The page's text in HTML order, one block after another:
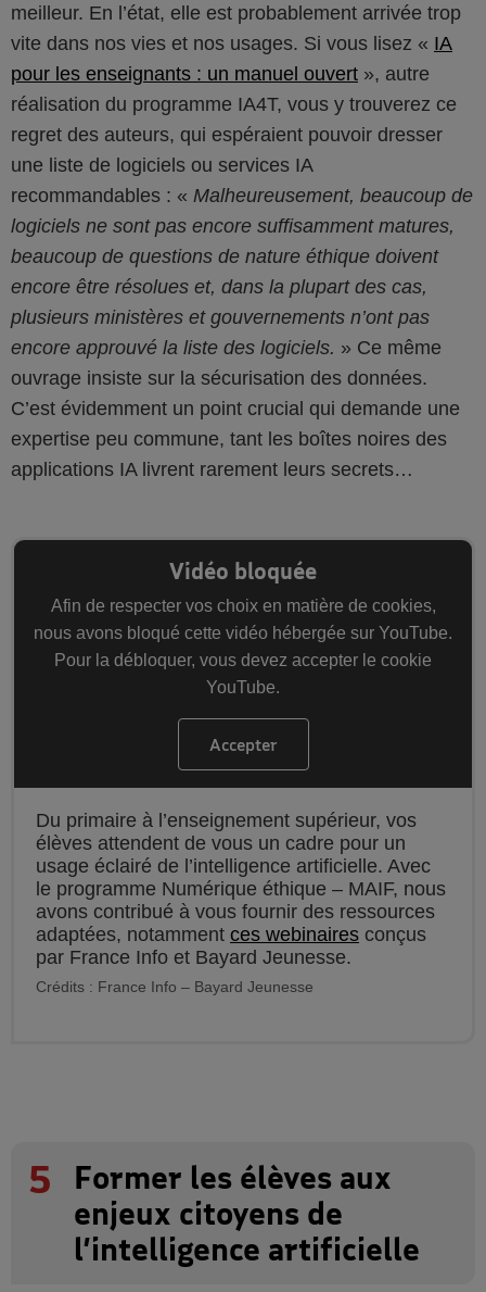
meilleur. En l’état, elle est probablement arrivée trop
vite dans nos vies et nos usages. Si vous lisez « IA
pour les enseignants : un manuel ouvert », autre
réalisation du programme IA4T, vous y trouverez ce
regret des auteurs, qui espéraient pouvoir dresser
une liste de logiciels ou services IA
recommandables :
Malheureusement, beaucoup de
logiciels ne sont pas encore suffisamment matures,
beaucoup de questions de nature éthique doivent
encore être résolues et, dans la plupart des cas,
plusieurs ministères et gouvernements n’ont pas
encore approuvé la liste des logiciels.
Ce même
ouvrage insiste sur la sécurisation des données.
C’est évidemment un point crucial qui demande une
expertise peu commune, tant les boîtes noires des
applications IA livrent rarement leurs secrets…
Vidéo bloquée
Afin de respecter vos choix en matière de cookies,
nous avons bloqué cette vidéo hébergée sur YouTube.
Pour la débloquer, vous devez accepter le cookie
YouTube.
Accepter
les cookies YouTube
Du primaire à l’enseignement supérieur, vos
élèves attendent de vous un cadre pour un
usage éclairé de l’intelligence artificielle. Avec
le programme Numérique éthique – MAIF, nous
avons contribué à vous fournir des ressources
adaptées, notamment ces webinaires conçus
par France Info et Bayard Jeunesse.
Crédits : France Info – Bayard Jeunesse
5
Former les élèves aux
enjeux citoyens de
l’intelligence artificielle